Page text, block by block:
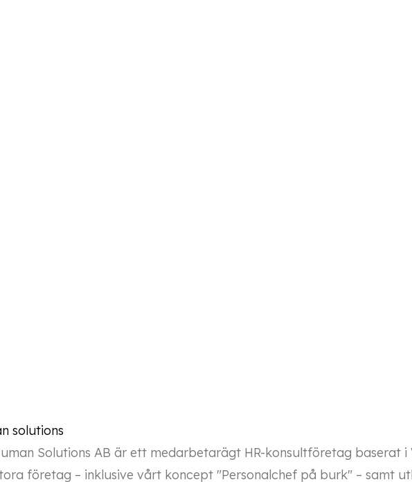
Solutions AB är ett medarbetarägt HR-konsultföretag baserat
företag – inklusive vårt koncept "Personalchef på burk" – samt